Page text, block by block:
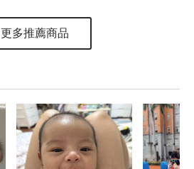
更多推薦商品